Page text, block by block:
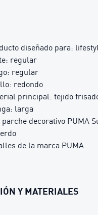
diseñado para:
regular
regular
redondo
principal: tejido
larga
parche decorativo PUMA
de la marca PUMA
Y MATERIALES